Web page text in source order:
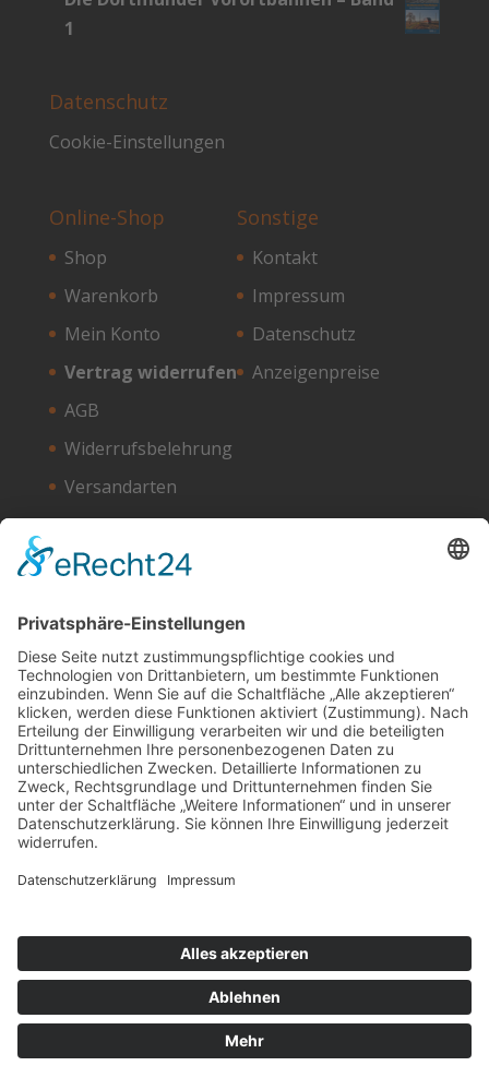
1
Datenschutz
Cookie-Einstellungen
Online-Shop
Shop
Warenkorb
Mein Konto
Vertrag widerrufen
AGB
Widerrufsbelehrung
Versandarten
Zahlungsarten
Sonstige
Kontakt
Impressum
Datenschutz
Anzeigenpreise
Copyright © 2022–2026 DGEG Medien GmbH.